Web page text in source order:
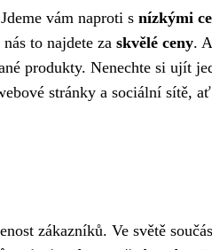
vám naproti s nízkými
to najdete za skvělé ceny.
produkty. Nenechte si ujít
stránky a sociální sítě,
zákazníků. Ve světě